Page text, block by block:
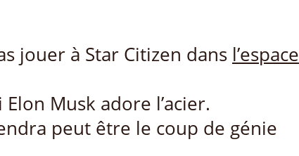
jouer à Star Citizen dans l’espace
Musk adore l’acier.
peut être le coup de génie